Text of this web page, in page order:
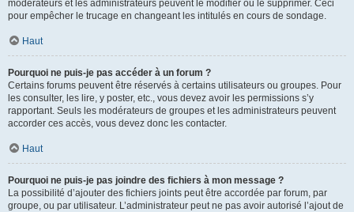
modérateurs et les administrateurs peuvent le modifier ou le supprimer. Ceci
pour empêcher le trucage en changeant les intitulés en cours de sondage.
Haut
Pourquoi ne puis-je pas accéder à un forum ?
Certains forums peuvent être réservés à certains utilisateurs ou groupes. Pour
les consulter, les lire, y poster, etc., vous devez avoir les permissions s’y
rapportant. Seuls les modérateurs de groupes et les administrateurs peuvent
accorder ces accès, vous devez donc les contacter.
Haut
Pourquoi ne puis-je pas joindre des fichiers à mon message ?
La possibilité d’ajouter des fichiers joints peut être accordée par forum, par
groupe, ou par utilisateur. L’administrateur peut ne pas avoir autorisé l’ajout de